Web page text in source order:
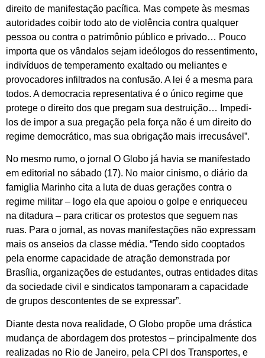
direito de manifestação pacífica. Mas compete às mesmas
autoridades coibir todo ato de violência contra qualquer
pessoa ou contra o patrimônio público e privado… Pouco
importa que os vândalos sejam ideólogos do ressentimento,
indivíduos de temperamento exaltado ou meliantes e
provocadores infiltrados na confusão. A lei é a mesma para
todos. A democracia representativa é o único regime que
protege o direito dos que pregam sua destruição… Impedi-
los de impor a sua pregação pela força não é um direito do
regime democrático, mas sua obrigação mais irrecusável”.
No mesmo rumo, o jornal O Globo já havia se manifestado
em editorial no sábado (17). No maior cinismo, o diário da
famiglia Marinho cita a luta de duas gerações contra o
regime militar – logo ela que apoiou o golpe e enriqueceu
na ditadura – para criticar os protestos que seguem nas
ruas. Para o jornal, as novas manifestações não expressam
mais os anseios da classe média. “Tendo sido cooptados
pela enorme capacidade de atração demonstrada por
Brasília, organizações de estudantes, outras entidades ditas
da sociedade civil e sindicatos tamponaram a capacidade
de grupos descontentes de se expressar”.
Diante desta nova realidade, O Globo propõe uma drástica
mudança de abordagem dos protestos – principalmente dos
realizadas no Rio de Janeiro, pela CPI dos Transportes, e